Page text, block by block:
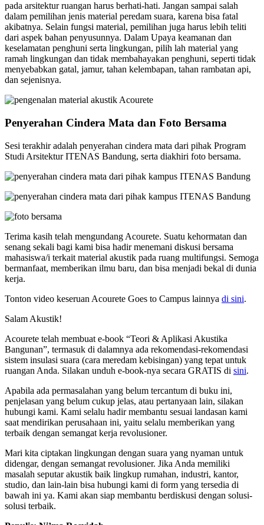
pada arsitektur ruangan harus berhati-hati. Jangan sampai salah
dalam pemilihan jenis material peredam suara, karena bisa fatal
akibatnya. Selain fungsi material, pemilihan juga harus lebih teliti
dari aspek bahan penyusunnya. Dalam Upaya keamanan dan
keselamatan penghuni serta lingkungan, pilih lah material yang
ramah lingkungan dan tidak membahayakan penghuni, seperti tidak
menyebabkan gatal, jamur, tahan kelembapan, tahan rambatan api,
dan sejenisnya.
Penyerahan Cindera Mata dan Foto Bersama
Sesi terakhir adalah penyerahan cindera mata dari pihak Program
Studi Arsitektur ITENAS Bandung, serta diakhiri foto bersama.
Terima kasih telah mengundang Acourete. Suatu kehormatan dan
senang sekali bagi kami bisa hadir menemani diskusi bersama
mahasiswa/i terkait material akustik pada ruang multifungsi. Semoga
bermanfaat, memberikan ilmu baru, dan bisa menjadi bekal di dunia
kerja.
Tonton video keseruan Acourete Goes to Campus lainnya di sini.
Salam Akustik!
Acourete telah membuat e-book “Teori & Aplikasi Akustika
Bangunan”, termasuk di dalamnya ada rekomendasi-rekomendasi
sistem insulasi suara (cara meredam kebisingan) yang tepat untuk
ruangan Anda. Silakan unduh e-book-nya secara GRATIS di sini.
Apabila ada permasalahan yang belum tercantum di buku ini,
penjelasan yang belum cukup jelas, atau pertanyaan lain, silakan
hubungi kami. Kami selalu hadir membantu sesuai landasan kami
saat mendirikan perusahaan ini, yaitu selalu memberikan yang
terbaik dengan semangat kerja revolusioner.
Mari kita ciptakan lingkungan dengan suara yang nyaman untuk
didengar, dengan semangat revolusioner. Jika Anda memiliki
masalah seputar akustik baik lingkup rumahan, industri, kantor,
studio, dan lain-lain bisa hubungi kami di form yang tersedia di
bawah ini ya. Kami akan siap membantu berdiskusi dengan solusi-
solusi terbaik.